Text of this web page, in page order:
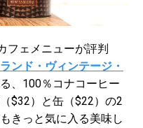
フェメニューが評判
ンド・ヴィンテージ・
、100％コナコーヒー
$32）と缶（$22）の2
きっと気に入る美味し